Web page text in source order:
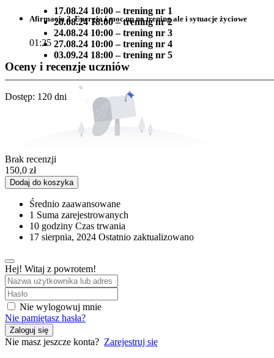
17.08.24 10:00 – trening nr 1
20.08.24 18:00 – trening nr 2
24.08.24 10:00 – trening nr 3
27.08.24 10:00 – trening nr 4
03.09.24 18:00 – trening nr 5
_______________________________________________________
Dostęp: 120 dni
Afirmacja 2. Energia i moc np na trening ale i sytuacje życiowe
01:25
Oceny i recenzje uczniów
Brak recenzji
150,0 zł
Dodaj do koszyka
Średnio zaawansowane
1 Suma zarejestrowanych
10 godziny Czas trwania
17 sierpnia, 2024 Ostatnio zaktualizowano
Hej! Witaj z powrotem!
Nie wylogowuj mnie
Nie pamiętasz hasła?
Zaloguj się
Nie masz jeszcze konta? Zarejestruj się